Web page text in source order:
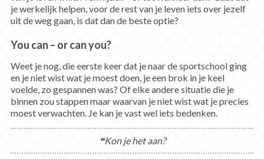
je werkelijk helpen, voor de rest van je leven iets over jezelf
uit de weg gaan, is dat dan de beste optie?
You can – or can you?
Weet je nog, die eerste keer dat je naar de sportschool ging
en je niet wist wat je moest doen, je een brok in je keel
voelde, zo gespannen was? Of elke andere situatie die je
binnen zou stappen maar waarvan je niet wist wat je precies
moest verwachten. Je kan je vast wel iets bedenken.
❝Kon je het aan?